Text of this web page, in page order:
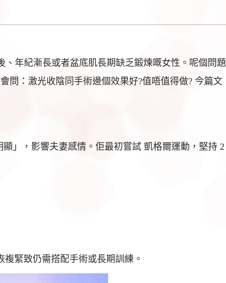
年紀漸長或者盆底肌長期缺乏鍛煉嘅女性。呢個問題
問：激光收陰同手術邊個效果好?值唔值得做? 今篇文
」，影響夫妻感情。佢最初嘗試 凱格爾運動，堅持 2
緊致仍需搭配手術或長期訓練。